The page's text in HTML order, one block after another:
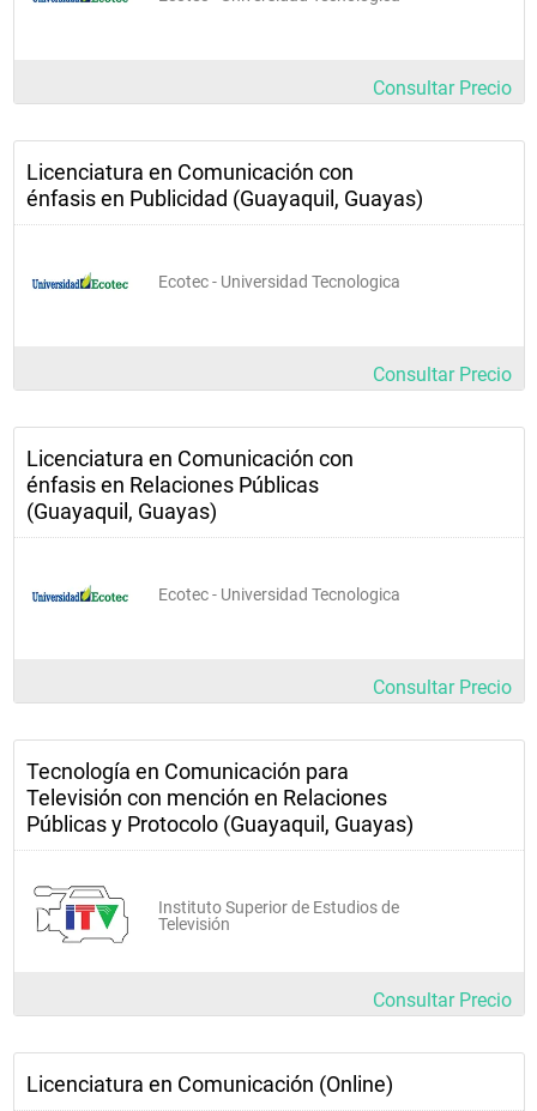
Consultar Precio
Licenciatura en Comunicación con
énfasis en Publicidad (Guayaquil, Guayas)
Ecotec - Universidad Tecnologica
Consultar Precio
Licenciatura en Comunicación con
énfasis en Relaciones Públicas
(Guayaquil, Guayas)
Ecotec - Universidad Tecnologica
Consultar Precio
Tecnología en Comunicación para
Televisión con mención en Relaciones
Públicas y Protocolo (Guayaquil, Guayas)
Instituto Superior de Estudios de
Televisión
Consultar Precio
Licenciatura en Comunicación (Online)